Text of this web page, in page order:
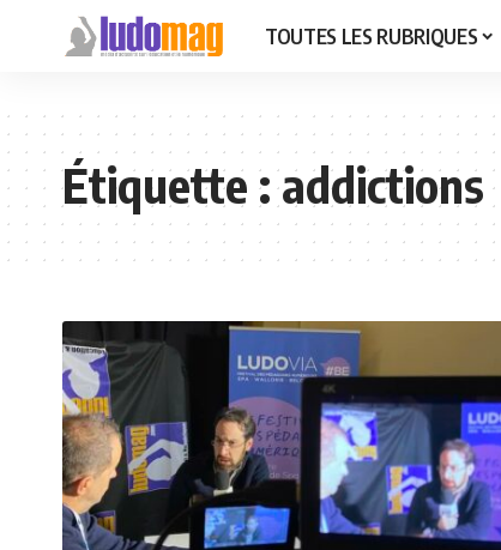
TOUTES LES RUBRIQUES
Étiquette :addictions